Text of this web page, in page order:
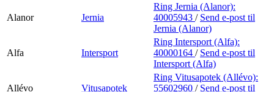
Alanor Jernia
Ring Jernia (Alanor):
40005943 / Send e-post til
Jernia (Alanor)
Alfa Intersport
Ring Intersport (Alfa):
40000164 / Send e-post til
Intersport (Alfa)
Allévo Vitusapotek
Ring Vitusapotek (Allévo):
55602960 / Send e-post til